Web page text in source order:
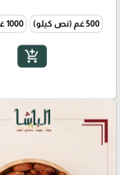
500 غم (نص كيلو) 1000 غم (1 كيلو)
add_shopping_cart